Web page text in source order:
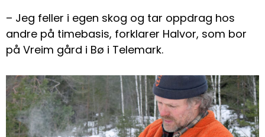
– Jeg feller i egen skog og tar oppdrag hos
andre på timebasis, forklarer Halvor, som bor
på Vreim gård i Bø i Telemark.